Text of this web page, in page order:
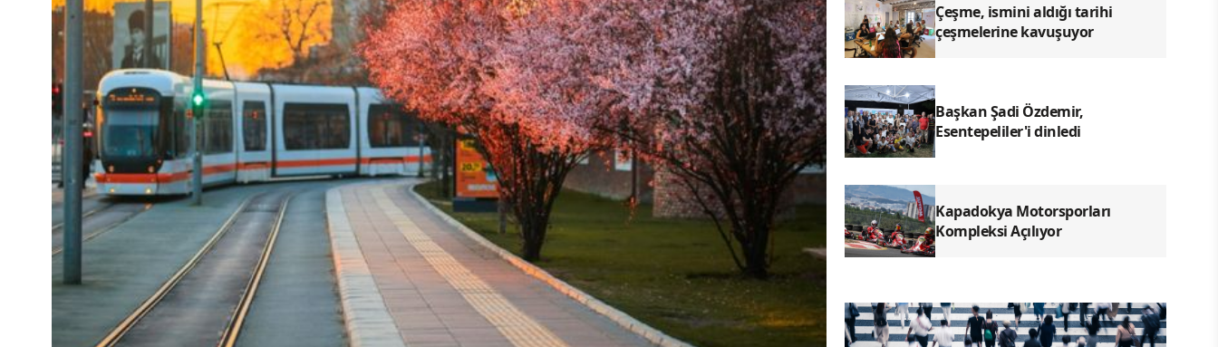
Çeşme, ismini aldığı tarihi
çeşmelerine kavuşuyor
Başkan Şadi Özdemir,
Esentepeliler'i dinledi
Kapadokya Motorsporları
Kompleksi Açılıyor